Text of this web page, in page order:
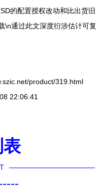
的配置授权改动和比出货旧
\n通过此文深度衍涉估计可复
product/319.html
22:06:41
表